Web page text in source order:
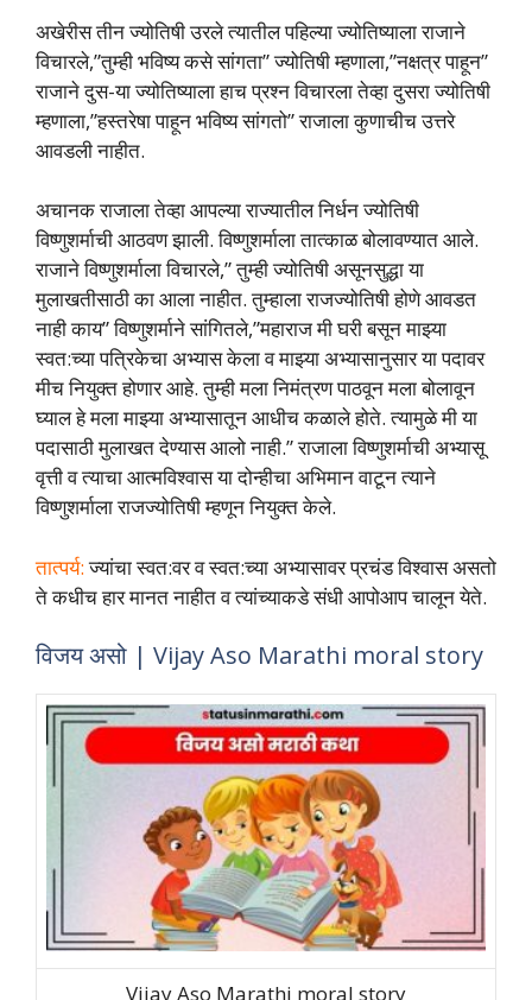
अखेरीस तीन ज्‍योतिषी उरले त्‍यातील पहिल्‍या ज्‍योतिष्‍याला राजाने
विचारले,”तुम्‍ही भविष्‍य कसे सांगता” ज्‍योतिषी म्‍हणाला,”नक्षत्र पाहून”
राजाने दुस-या ज्‍योतिष्‍याला हाच प्रश्‍न विचारला तेव्‍हा दुसरा ज्‍योतिषी
म्‍हणाला,”हस्‍तरेषा पाहून भविष्‍य सांगतो” राजाला कुणाचीच उत्तरे
आवडली नाहीत.
अचानक राजाला तेव्‍हा आपल्‍या राज्‍यातील निर्धन ज्‍योतिषी
विष्‍णुशर्माची आठवण झाली. विष्‍णुशर्माला तात्‍काळ बोलावण्‍यात आले.
राजाने विष्‍णुशर्माला विचारले,” तुम्‍ही ज्‍योतिषी असूनसुद्धा या
मुलाखतीसाठी का आला नाहीत. तुम्‍हाला राजज्‍योतिषी होणे आवडत
नाही काय” विष्‍णुशर्माने सांगितले,”महाराज मी घरी बसून माझ्या
स्‍वत:च्‍या पत्रिकेचा अभ्‍यास केला व माझ्या अभ्‍यासानुसार या पदावर
मीच नियुक्त होणार आहे. तुम्‍ही मला निमंत्रण पाठवून मला बोलावून
घ्‍याल हे मला माझ्या अभ्‍यासातून आधीच कळाले होते. त्‍यामुळे मी या
पदासाठी मुलाखत देण्‍यास आलो नाही.” राजाला विष्‍णुशर्माची अभ्‍यासू
वृत्ती व त्‍याचा आत्‍मविश्‍वास या दोन्‍हीचा अभिमान वाटून त्‍याने
विष्‍णुशर्माला राजज्‍योतिषी म्‍हणून नियुक्त केले.
तात्‍पर्य:ज्‍यांचा स्‍वत:वर व स्‍वत:च्‍या अभ्‍यासावर प्रचंड विश्‍वास असतो
ते कधीच हार मानत नाहीत व त्‍यांच्‍याकडे संधी आपोआप चालून येते.
विजय असो | Vijay Aso Marathi moral story
Vijay Aso Marathi moral story